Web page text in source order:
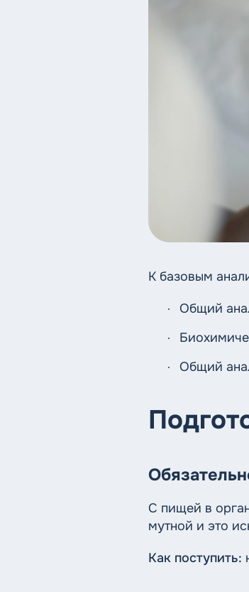
К базовым
Общий
Общий
С пищей в
мутной и это
Как поступить: